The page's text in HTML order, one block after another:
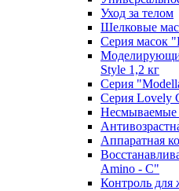
Уход за телом
Шелковые
Серия масок
Style 1,2 кг
Серия
Cерия Lovely
Несмываемые
Аппаратная
Amino - C"
Контроль